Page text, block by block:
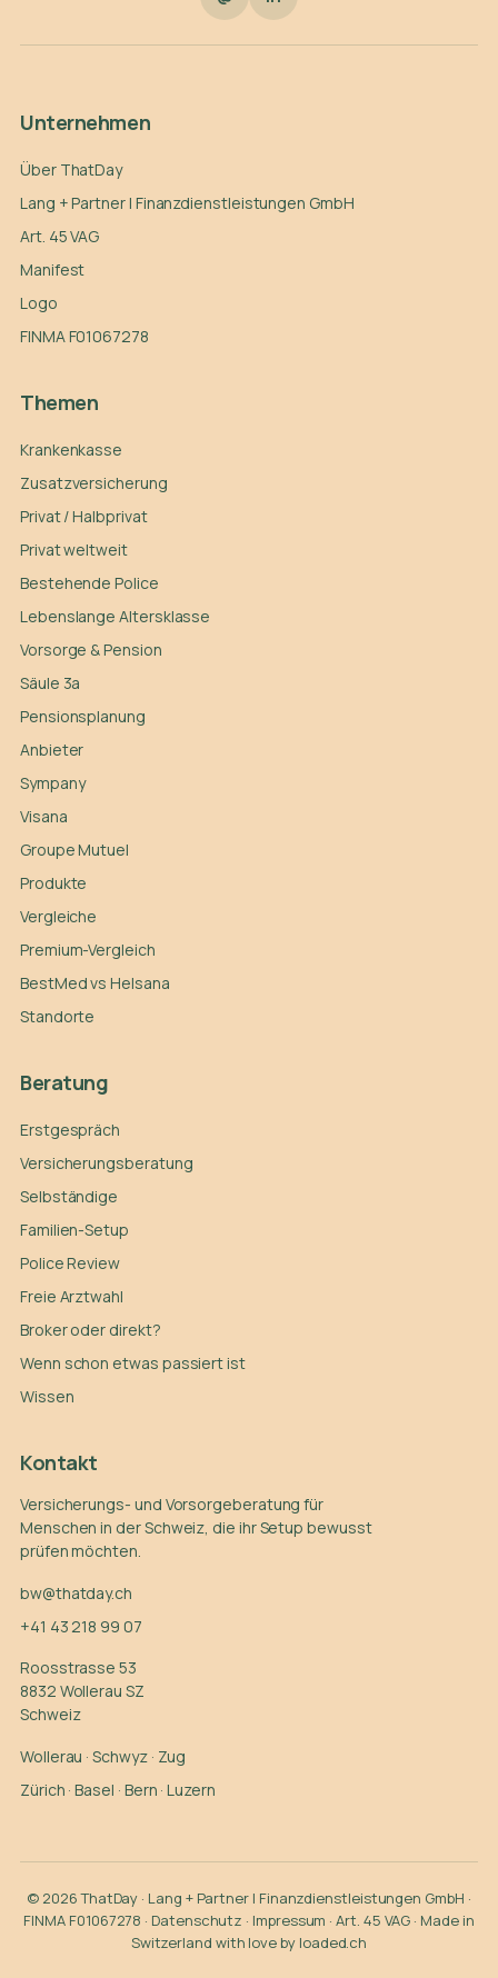
Unternehmen
Über ThatDay
Lang + Partner | Finanzdienstleistungen GmbH
Art. 45 VAG
Manifest
Logo
FINMA F01067278
Themen
Krankenkasse
Zusatzversicherung
Privat / Halbprivat
Privat weltweit
Bestehende Police
Lebenslange Altersklasse
Vorsorge & Pension
Säule 3a
Pensionsplanung
Anbieter
Sympany
Visana
Groupe Mutuel
Produkte
Vergleiche
Premium-Vergleich
BestMed vs Helsana
Standorte
Beratung
Erstgespräch
Versicherungsberatung
Selbständige
Familien-Setup
Police Review
Freie Arztwahl
Broker oder direkt?
Wenn schon etwas passiert ist
Wissen
Kontakt
Versicherungs- und Vorsorgeberatung für
Menschen in der Schweiz, die ihr Setup bewusst
prüfen möchten.
bw@thatday.ch
+41 43 218 99 07
Roosstrasse 53
8832 Wollerau SZ
Schweiz
Wollerau ·Schwyz· Zug
Zürich ·Basel · Bern ·Luzern
© 2026 ThatDay · Lang + Partner | Finanzdienstleistungen GmbH ·
FINMA F01067278 · Datenschutz · Impressum ·Art. 45 VAG · Made in
Switzerland with love by loaded.ch